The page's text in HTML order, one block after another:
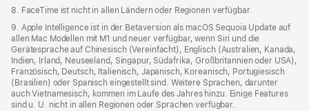
8. FaceTime ist nicht in allen Ländern oder Regionen verfügbar.
9. Apple Intelligence ist in der Betaversion als macOS Sequoia Update auf
allen Mac Modellen mit M1 und neuer verfügbar, wenn Siri und die
Gerätesprache auf Chinesisch (Vereinfacht), Englisch (Australien, Kanada,
Indien, Irland, Neuseeland, Singapur, Südafrika, Großbritannien oder USA),
Französisch, Deutsch, Italienisch, Japanisch, Koreanisch, Portugiesisch
(Brasilien) oder Spanisch eingestellt sind. Weitere Sprachen, darunter
auch Vietnamesisch, kommen im Laufe des Jahres hinzu. Einige Features
sind u. U. nicht in allen Regionen oder Sprachen verfügbar.